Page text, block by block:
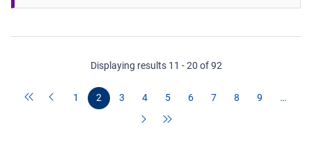
Displaying results 11 - 20 of 92
1 2 3 4 5 6 7 8 9 …